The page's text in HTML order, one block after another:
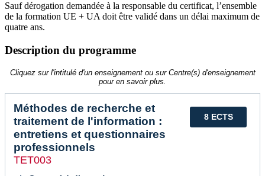
Sauf dérogation demandée à la responsable du certificat, l’ensemble
de la formation UE + UA doit être validé dans un délai maximum de
quatre ans.
Description du programme
Cliquez sur l'intitulé d'un enseignement ou sur Centre(s) d'enseignement
pour en savoir plus.
8 ECTS
Méthodes de recherche et
traitement de l'information :
entretiens et questionnaires
professionnels
TET003